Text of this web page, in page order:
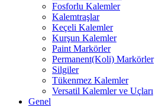
Fosforlu Kalemler
Kalemtraşlar
Keçeli Kalemler
Kurşun Kalemler
Paint Markörler
Permanent(Koli) Markörler
Silgiler
Tükenmez Kalemler
Versatil Kalemler ve Uçları
Genel